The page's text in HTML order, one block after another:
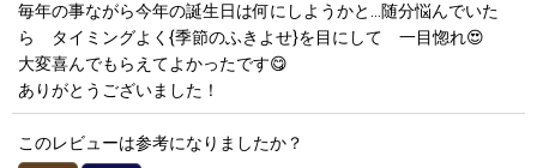
毎年の事ながら今年の誕生日は何にしようかと…随分悩んでいた
ら タイミングよく{季節のふきよせ}を目にして 一目惚れ😍
大変喜んでもらえてよかったです😋
ありがとうございました！
このレビューは参考になりましたか？